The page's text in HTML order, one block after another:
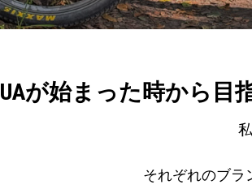
UAが始まった時から目
それぞれのブラ